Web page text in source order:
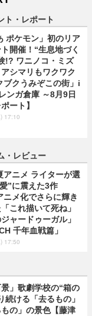
ト・レポート
ポケモン」初のリア
開催！“生息地づく
!? ワニノコ・ミズ
シマリもワクワク
クうみぞこの街」i
ンガ倉庫 ～8月9日
ート】
17:10
・レビュー
アニメ ライターが選
”に震えた3作
ニメ化でさらに輝き
これ描いて死ね」
ジャードゥーガル」
千年血戦篇」
17:50
景」歌劇学校の“箱の
続ける「去るもの」
もの」の景色【藤津